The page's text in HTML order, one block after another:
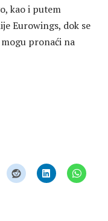
kao i putem
Eurowings, dok se
pronaći na